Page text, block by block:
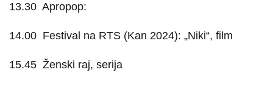
13.30 Apropop:
14.00 Festival na RTS (Kan 2024): „Niki“, film
15.45 Ženski raj, serija